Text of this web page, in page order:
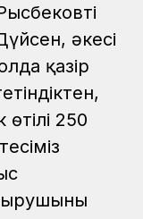
әкесі
қазір
250